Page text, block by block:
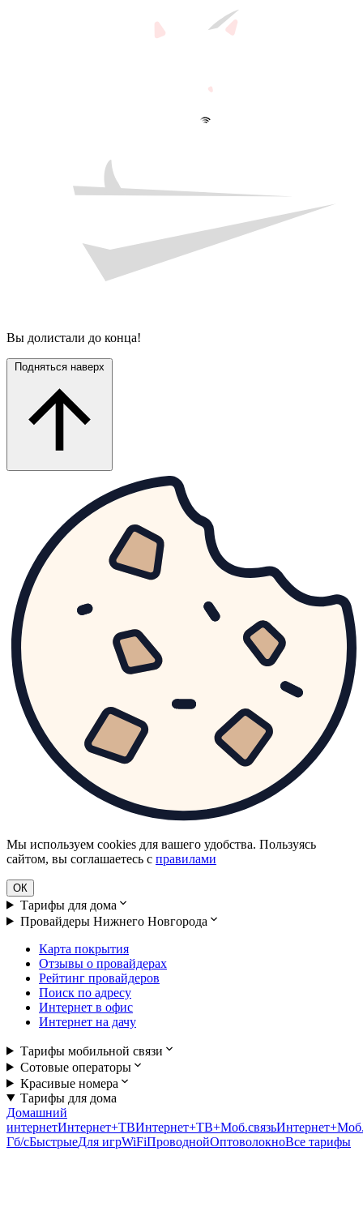
Вы долистали до конца!
Мы используем cookies для вашего удобства. Пользуясь
сайтом, вы соглашаетесь с правилами
ОК
Тарифы для дома
Провайдеры Нижнего Новгорода
Карта покрытия
Отзывы о провайдерах
Рейтинг провайдеров
Поиск по адресу
Интернет в офис
Интернет на дачу
Тарифы мобильной связи
Сотовые операторы
Красивые номера
Тарифы для дома
Домашний
интернетИнтернет+ТВИнтернет+ТВ+Моб.связь
Гб/cБыстрыеДля игрWiFiПроводнойОптоволокноВсе тарифы